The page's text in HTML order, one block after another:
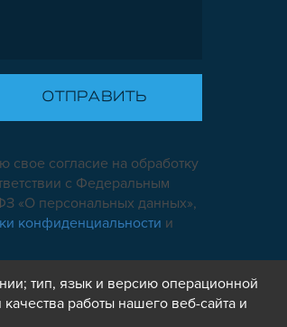
свое согласие на обработку
с Федеральным
«О персональных данных»,
конфиденциальности и
тип, язык и версию операционной
работы нашего веб-сайта и